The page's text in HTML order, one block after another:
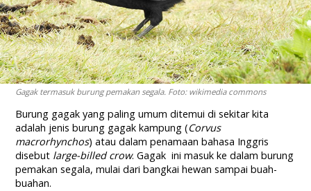
Gagak termasuk burung pemakan segala. Foto: wikimedia commons
Burung gagak yang paling umum ditemui di sekitar kita
adalah jenis burung gagak kampung (Corvus
macrorhynchos) atau dalam penamaan bahasa Inggris
disebut large-billed crow. Gagak ini masuk ke dalam burung
pemakan segala, mulai dari bangkai hewan sampai buah-
buahan.